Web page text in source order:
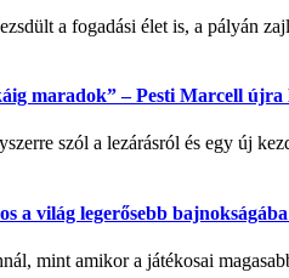
a fogadási élet is, a
maradok” – Pesti Marcell újra
szól a lezárásról és egy új
a világ legerősebb
mint amikor a játékosai